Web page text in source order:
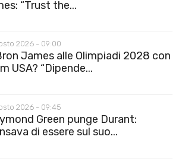
“Trust the...
2026 - 09:00
James alle Olimpiadi 2028 con
USA? “Dipende...
2026 - 09:45
Green punge Durant:
di essere sul suo...